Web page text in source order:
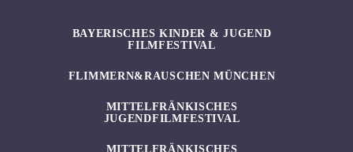
BAYERISCHES KINDER & JUGEND
FILMFESTIVAL
FLIMMERN&RAUSCHEN MÜNCHEN
MITTELFRÄNKISCHES
JUGENDFILMFESTIVAL
MITTELFRÄNKISCHES